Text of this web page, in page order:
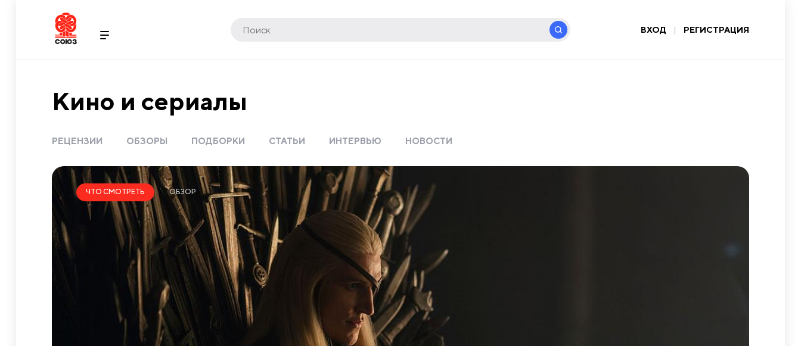
ВХОД | РЕГИСТРАЦИЯ
Кино и сериалы
РЕЦЕНЗИИ ОБЗОРЫ ПОДБОРКИ СТАТЬИ ИНТЕРВЬЮ НОВОСТИ
ЧТО СМОТРЕТЬ ОБЗОР